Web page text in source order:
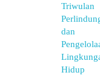
Triwulan
dan
Hidup